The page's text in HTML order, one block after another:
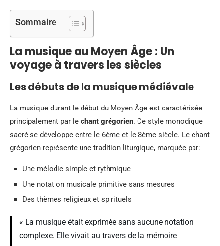
Sommaire
La musique au Moyen Âge : Un
voyage à travers les siècles
Les débuts de la musique médiévale
La musique durant le début du Moyen Âge est caractérisée
principalement par le chant grégorien. Ce style monodique
sacré se développe entre le 6ème et le 8ème siècle. Le chant
grégorien représente une tradition liturgique, marquée par:
Une mélodie simple et rythmique
Une notation musicale primitive sans mesures
Des thèmes religieux et spirituels
« La musique était exprimée sans aucune notation
complexe. Elle vivait au travers de la mémoire